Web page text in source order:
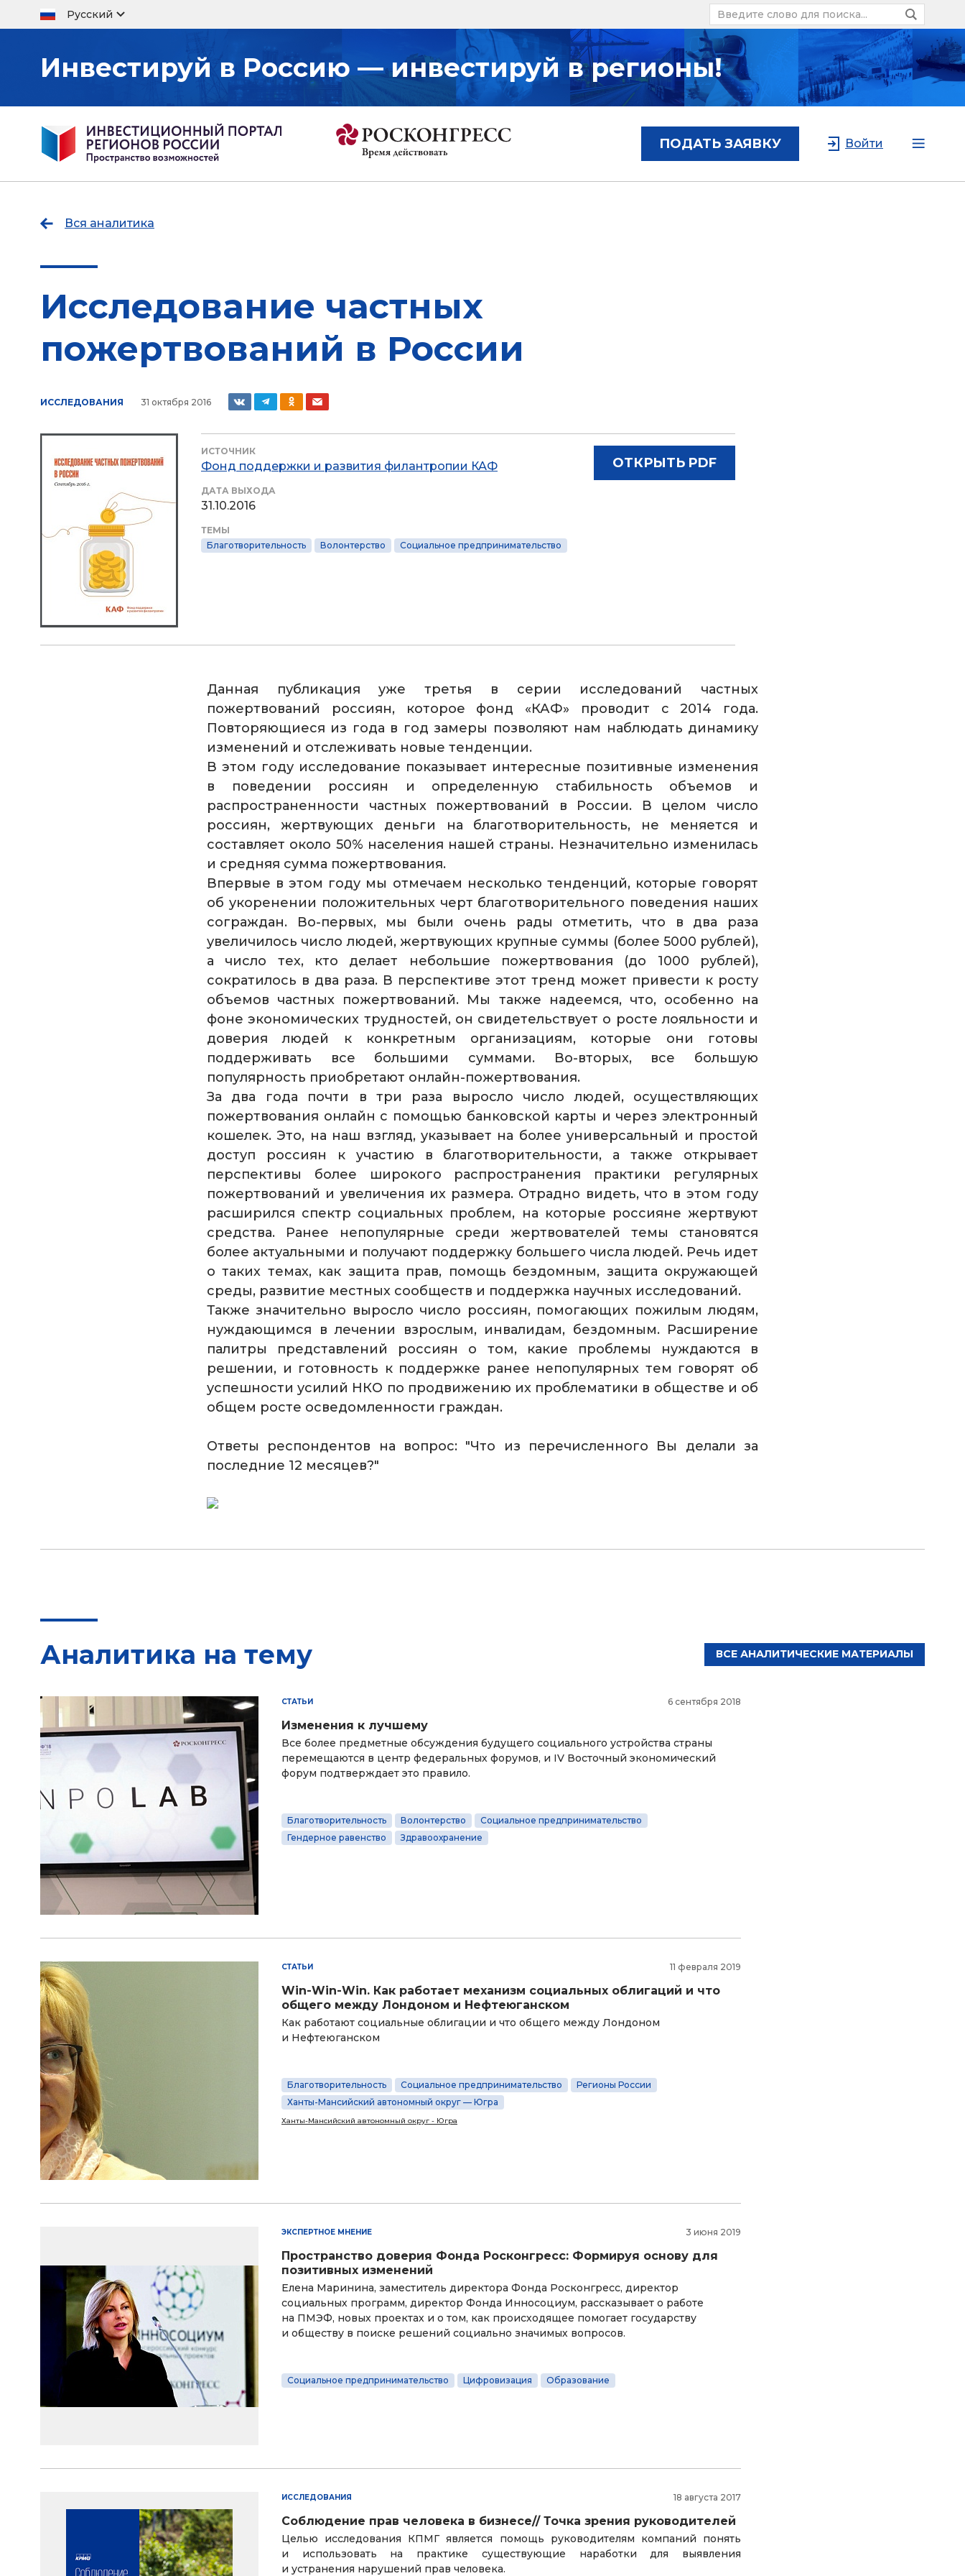
Русский
Инвестируй в Россию — инвестируй в регионы!
ПОДАТЬ ЗАЯВКУ Войти
Вся аналитика
Исследование частных
пожертвований в России
ИССЛЕДОВАНИЯ 31 октября 2016
ИСТОЧНИК
Фонд поддержки и развития филантропии КАФ
ДАТА ВЫХОДА
31.10.2016
ТЕМЫ
Благотворительность
Волонтерство Социальное предпринимательство
ОТКРЫТЬ PDF
Данная публикация уже третья в серии исследований частных
пожертвований россиян, которое фонд «КАФ» проводит с 2014 года.
Повторяющиеся из года в год замеры позволяют нам наблюдать динамику
изменений и отслеживать новые тенденции.
В этом году исследование показывает интересные позитивные изменения
в поведении россиян и определенную стабильность объемов и
распространенности частных пожертвований в России. В целом число
россиян, жертвующих деньги на благотворительность, не меняется и
составляет около 50% населения нашей страны. Незначительно изменилась
и средняя сумма пожертвования.
Впервые в этом году мы отмечаем несколько тенденций, которые говорят
об укоренении положительных черт благотворительного поведения наших
сограждан. Во-первых, мы были очень рады отметить, что в два раза
увеличилось число людей, жертвующих крупные суммы (более 5000 рублей),
а число тех, кто делает небольшие пожертвования (до 1000 рублей),
сократилось в два раза. В перспективе этот тренд может привести к росту
объемов частных пожертвований. Мы также надеемся, что, особенно на
фоне экономических трудностей, он свидетельствует о росте лояльности и
доверия людей к конкретным организациям, которые они готовы
поддерживать все большими суммами. Во-вторых, все большую
популярность приобретают онлайн-пожертвования.
За два года почти в три раза выросло число людей, осуществляющих
пожертвования онлайн с помощью банковской карты и через электронный
кошелек. Это, на наш взгляд, указывает на более универсальный и простой
доступ россиян к участию в благотворительности, а также открывает
перспективы более широкого распространения практики регулярных
пожертвований и увеличения их размера. Отрадно видеть, что в этом году
расширился спектр социальных проблем, на которые россияне жертвуют
средства. Ранее непопулярные среди жертвователей темы становятся
более актуальными и получают поддержку большего числа людей. Речь идет
о таких темах, как защита прав, помощь бездомным, защита окружающей
среды, развитие местных сообществ и поддержка научных исследований.
Также значительно выросло число россиян, помогающих пожилым людям,
нуждающимся в лечении взрослым, инвалидам, бездомным. Расширение
палитры представлений россиян о том, какие проблемы нуждаются в
решении, и готовность к поддержке ранее непопулярных тем говорят об
успешности усилий НКО по продвижению их проблематики в обществе и об
общем росте осведомленности граждан.
Ответы респондентов на вопрос: "Что из перечисленного Вы делали за
последние 12 месяцев?"
Аналитика на тему ВСЕ АНАЛИТИЧЕСКИЕ МАТЕРИАЛЫ
СТАТЬИ 6 сентября 2018
Изменения к лучшему
Все более предметные обсуждения будущего социального устройства страны
перемещаются в центр федеральных форумов, и IV Восточный экономический
форум подтверждает это правило.
Благотворительность Волонтерство
Социальное предпринимательство
Гендерное равенство
Здравоохранение
СТАТЬИ 11 февраля 2019
Win-Win-Win. Как работает механизм социальных облигаций и что
общего между Лондоном и Нефтеюганском
Как работают социальные облигации и что общего между Лондоном
и Нефтеюганском
Благотворительность Социальное предпринимательство
Регионы России
Ханты-Мансийский автономный округ — Югра
Ханты-Мансийский автономный округ - Югра
ЭКСПЕРТНОЕ МНЕНИЕ 3 июня 2019
Пространство доверия Фонда Росконгресс: Формируя основу для
позитивных изменений
Елена Маринина, заместитель директора Фонда Росконгресс, директор
социальных программ, директор Фонда Инносоциум, рассказывает о работе
на ПМЭФ, новых проектах и о том, как происходящее помогает государству
и обществу в поиске решений социально значимых вопросов.
Социальное предпринимательство Цифровизация Образование
ИССЛЕДОВАНИЯ 18 августа 2017
Соблюдение прав человека в бизнесе// Точка зрения руководителей
Целью исследования КПМГ является помощь руководителям компаний понять
и использовать на практике существующие наработки для выявления
и устранения нарушений прав человека.